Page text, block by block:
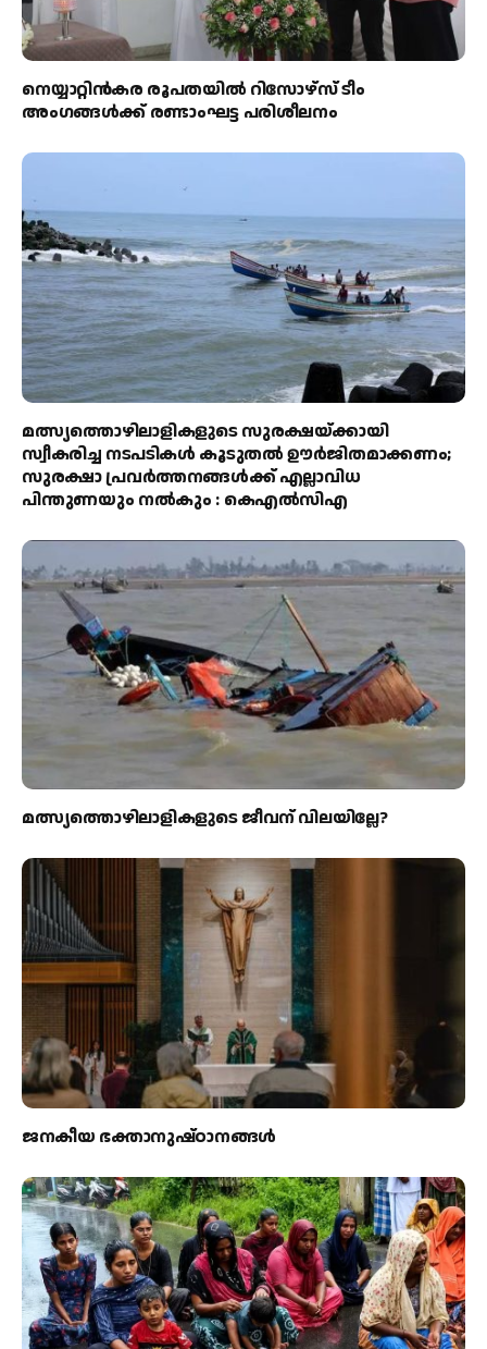
നെയ്യാറ്റിൻകര രൂപതയിൽ റിസോഴ്സ് ടീം
അംഗങ്ങൾക്ക് രണ്ടാംഘട്ട പരിശീലനം
മത്സ്യത്തൊഴിലാളികളുടെ സുരക്ഷയ്ക്കായി
സ്വീകരിച്ച നടപടികൾ കൂടുതൽ ഊർജിതമാക്കണം;
സുരക്ഷാ പ്രവർത്തനങ്ങൾക്ക് എല്ലാവിധ
പിന്തുണയും നൽകും : കെഎൽസിഎ
മത്സ്യത്തൊഴിലാളികളുടെ ജീവന് വിലയില്ലേ?
ജനകീയ ഭക്താനുഷ്ഠാനങ്ങള്‍